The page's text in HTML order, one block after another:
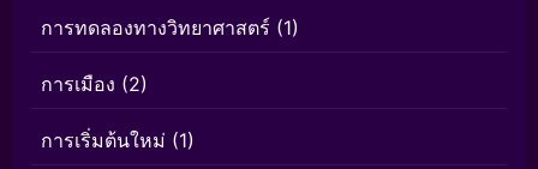
การทดลองทางวิทยาศาสตร์ (1)
การเมือง (2)
การเริ่มต้นใหม่ (1)